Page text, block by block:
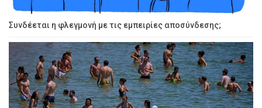
Συνδέεται η φλεγμονή με τις εμπειρίες αποσύνδεσης;